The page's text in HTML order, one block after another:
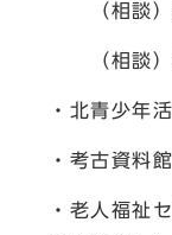
（相談）
（相談）
・北青少年
・考古資料
・老人福祉